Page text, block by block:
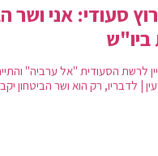
סעודי: אני ושר
לרשת הסעודית "אל ערביה"
| לדבריו, רק הוא ושר הביטחון